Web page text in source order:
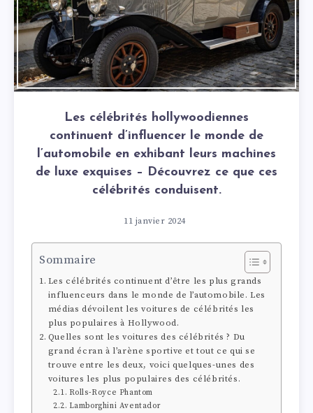
Les célébrités hollywoodiennes
continuent d’influencer le monde de
l’automobile en exhibant leurs machines
de luxe exquises – Découvrez ce que ces
célébrités conduisent.
11 janvier 2024
Sommaire
Les célébrités continuent d’être les plus grands
influenceurs dans le monde de l’automobile. Les
médias dévoilent les voitures de célébrités les
plus populaires à Hollywood.
Quelles sont les voitures des célébrités ? Du
grand écran à l’arène sportive et tout ce qui se
trouve entre les deux, voici quelques-unes des
voitures les plus populaires des célébrités.
Rolls-Royce Phantom
Lamborghini Aventador